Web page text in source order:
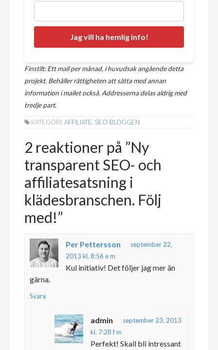
Finstilt: Ett mail per månad, i huvudsak angående detta
projekt. Behåller rättigheten att sätta med annan
information i mailet också. Addresserna delas aldrig med
tredje part.
KATEGORI:AFFILIATE SEO-BLOGGEN
2 reaktioner på ”Ny
transparent SEO- och
affiliatesatsning i
klädesbranschen. Följ
med!”
Per Pettersson
september 22,
2013 kl. 8:56 e m
Kul initiativ! Det följer jag mer än
gärna.
Svara
admin
september 23, 2013
kl. 7:28 f m
Perfekt! Skall bli intressant